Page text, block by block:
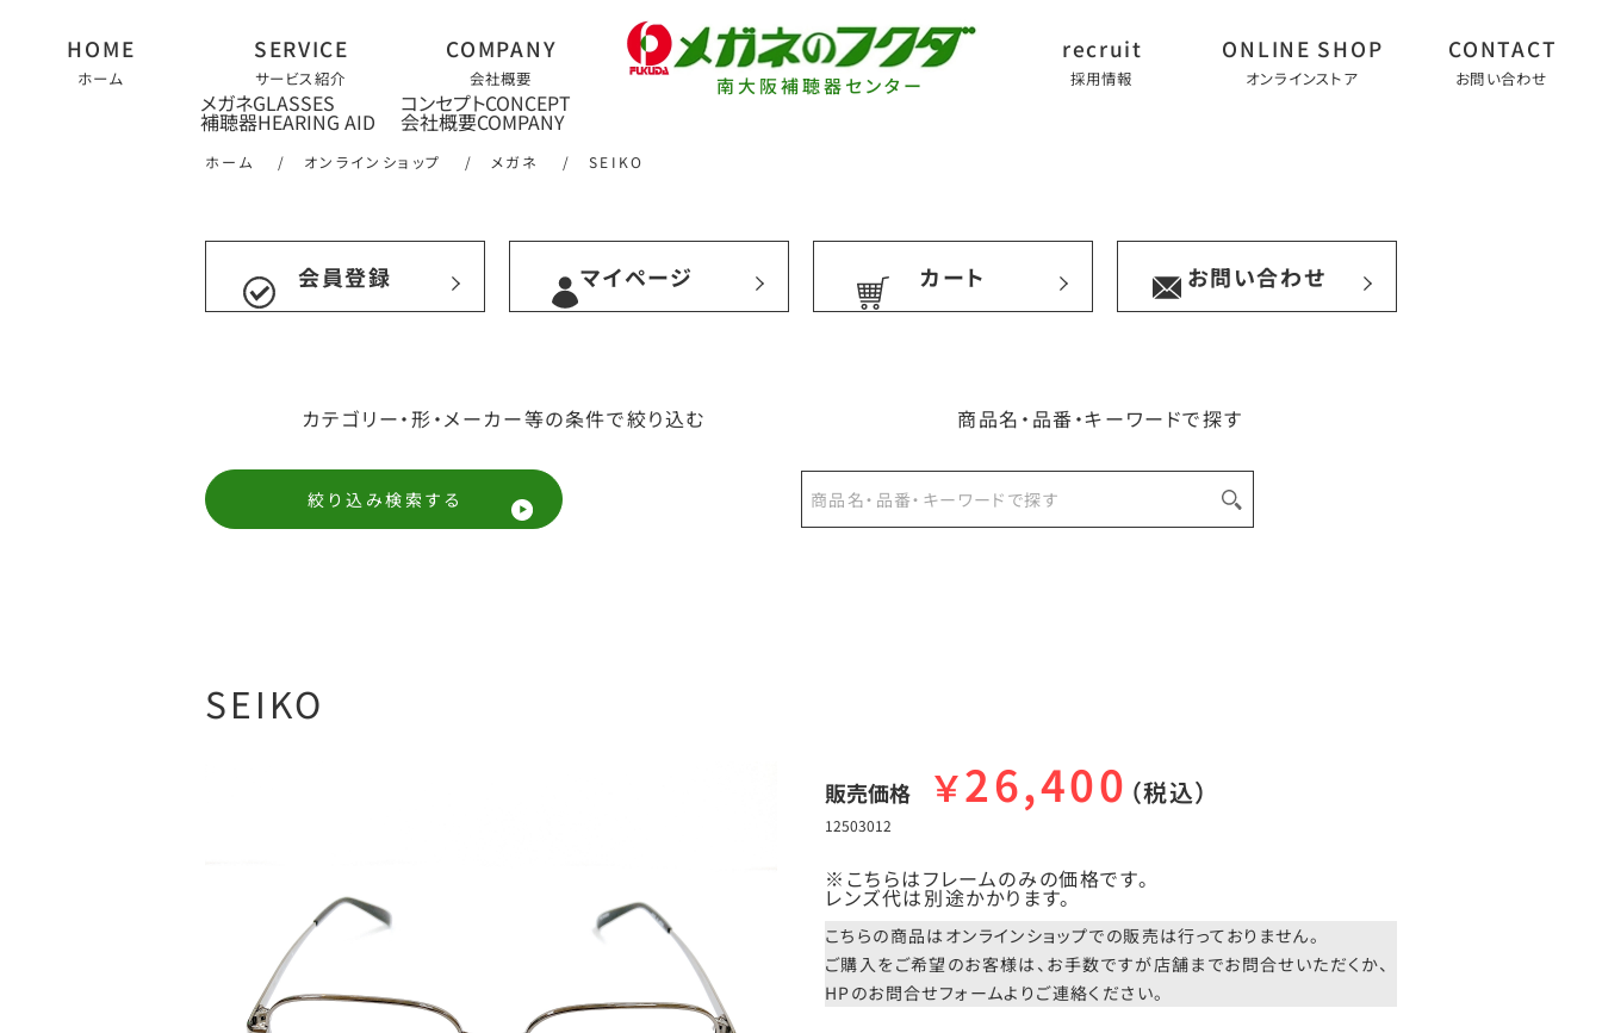
南大阪補聴器センター
ホーム サービス紹介
メガネ
補聴器
会社概要
コンセプト
会社概要
採用情報 オンラインストア お問い合わせ
ホーム / オンラインショップ / メガネ / SEIKO
会員登録 マイページ カート お問い合わせ
カテゴリー・形・メーカー等の条件で絞り込む
絞り込み検索する
商品名・品番・キーワードで探す
SEIKO
販売価格 ￥26,400 （税込）
12503012
※こちらはフレームのみの価格です。
レンズ代は別途かかります。
こちらの商品はオンラインショップでの販売は行っておりません。
ご購入をご希望のお客様は、お手数ですが店舗までお問合せいただくか、
HPのお問合せフォームよりご連絡ください。